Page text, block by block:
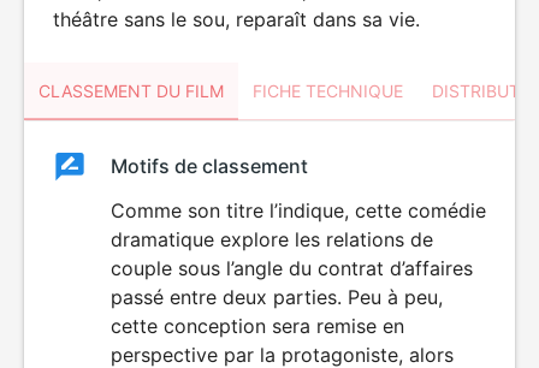
théâtre sans le sou, reparaît dans sa vie.
CLASSEMENT DU FILM FICHE TECHNIQUE
ClassementClassement
Motifs de classement
Comme son titre l’indique, cette comédie
dramatique explore les relations de
couple sous l’angle du contrat d’affaires
passé entre deux parties. Peu à peu,
cette conception sera remise en
perspective par la protagoniste, alors